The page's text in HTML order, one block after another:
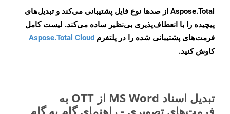
Aspose.Total از صدها نوع فایل پشتیبانی می‌کند و تبدیل‌های
پیچیده را با انعطاف‌پذیری بی‌نظیر ساده می‌کند. لیست کامل
فرمت‌های پشتیبانی شده را در پلتفرم Aspose.Total Cloud
کاوش کنید.
تبدیل اسناد MS Word از OTT به